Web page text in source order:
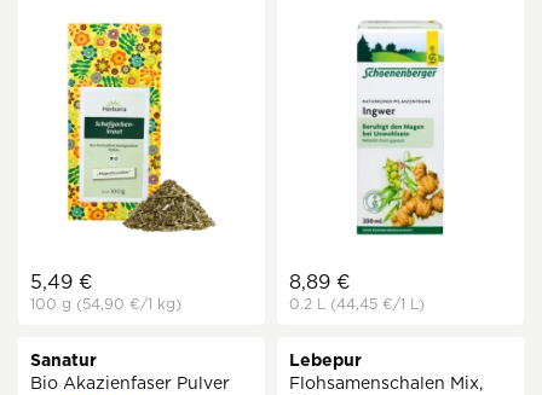
5,49 €
100 g (54,90 €/1 kg)
8,89 €
0.2 L (44,45 €/1 L)
Sanatur
Bio Akazienfaser Pulver
Lebepur
Flohsamenschalen Mix,